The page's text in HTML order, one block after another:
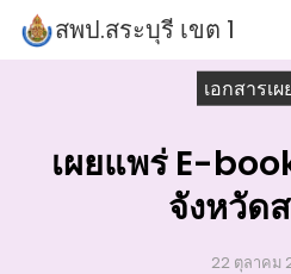
Skip
สพป.สระบุรี เขต 1
เอกสารเ
เผยแพร่ E-
จังหวัด
22 ตุลาคม